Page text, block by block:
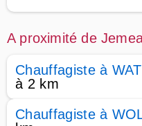
A proximité de
Chauffagiste à
à 2 km
Chauffagiste à